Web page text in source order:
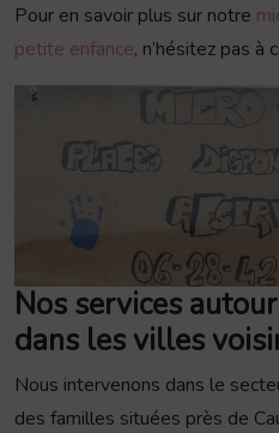
Pour en savoir plus sur notre
petite enfance, n’hésitez pas
Nos services
dans les villes
Nous intervenons dans le
des familles situées près de